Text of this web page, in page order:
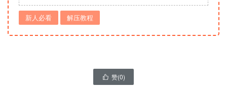
新人必看 解压教程
 赞(0)